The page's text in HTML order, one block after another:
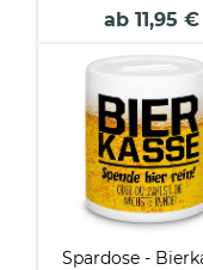
Superkraft?
ab 11,95 €
Spardose -